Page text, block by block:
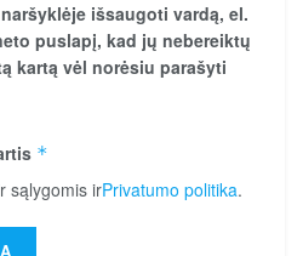
išsaugoti vardą, el.
puslapį, kad jų nebereiktų
kartą vėl norėsiu parašyti
*
sąlygomis irPrivatumo politika.